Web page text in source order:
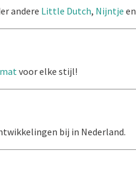
andere Little Dutch, Nijntje en
voor elke stijl!
bij in Nederland.